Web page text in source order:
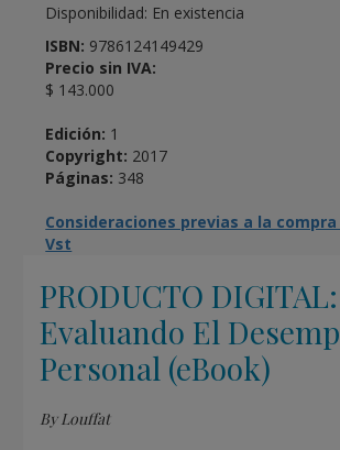
Disponibilidad: En existencia
ISBN: 9786124149429
Precio sin IVA:
$ 143.000
Edición: 1
Copyright: 2017
Páginas: 348
Consideraciones previas a la
Vst
PRODUCTO DIGITAL:
Evaluando El
Personal (eBook)
By Louffat